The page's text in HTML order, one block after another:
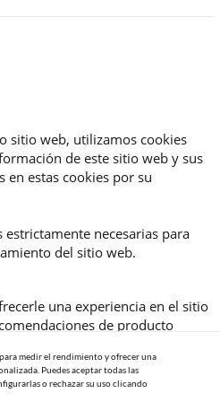
sitio web, utilizamos cookies
de este sitio web y sus
en estas cookies por su
estrictamente necesarias para
del sitio web.
una experiencia en el sitio
de producto
cookie, nos ayuda a mejorar aún
medir el rendimiento y ofrecer una
Puedes aceptar todas las
o rechazar su uso clicando